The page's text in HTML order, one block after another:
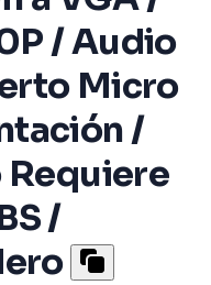
/ Audio
Micro
/
Requiere
/